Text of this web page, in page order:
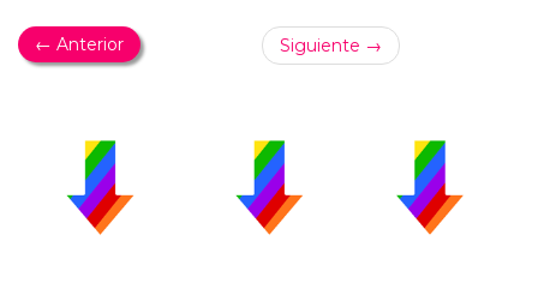
← Anterior Siguiente →